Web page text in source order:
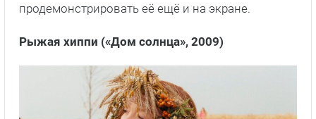
продемонстрировать её ещё и на экране.
Рыжая хиппи («Дом солнца», 2009)